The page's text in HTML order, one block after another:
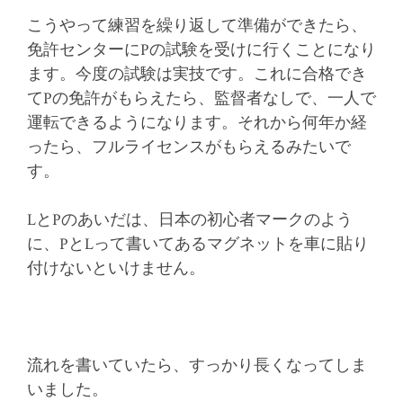
こうやって練習を繰り返して準備ができたら、
免許センターにPの試験を受けに行くことになり
ます。今度の試験は実技です。これに合格でき
てPの免許がもらえたら、監督者なしで、一人で
運転できるようになります。それから何年か経
ったら、フルライセンスがもらえるみたいで
す。
LとPのあいだは、日本の初心者マークのよう
に、PとLって書いてあるマグネットを車に貼り
付けないといけません。
流れを書いていたら、すっかり長くなってしま
いました。